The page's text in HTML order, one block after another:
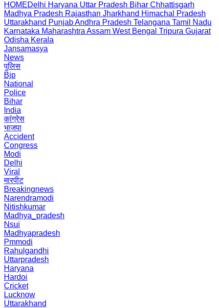
HOMEDelhi Haryana Uttar Pradesh Bihar Chhattisgarh
Madhya Pradesh Rajasthan Jharkhand Himachal Pradesh
Uttarakhand PunjabAndhra Pradesh Telangana Tamil Nadu
Karnataka Maharashtra Assam West Bengal Tripura Gujarat
Odisha Kerala
Jansamasya
News
पुलिस
Bjp
National
Police
Bihar
India
कांग्रेस
भाजपा
Accident
Congress
Modi
Delhi
Viral
मारपीट
Breakingnews
Narendramodi
Nitishkumar
Madhya_pradesh
Nsui
Madhyapradesh
Pmmodi
Rahulgandhi
Uttarpradesh
Haryana
Hardoi
Cricket
Lucknow
Uttarakhand